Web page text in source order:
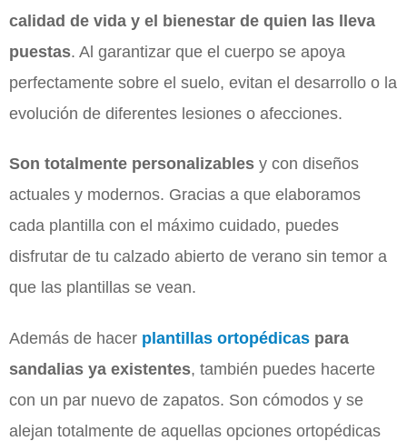
calidad de vida y el bienestar de quien las lleva
puestas. Al garantizar que el cuerpo se apoya
perfectamente sobre el suelo, evitan el desarrollo o la
evolución de diferentes lesiones o afecciones.
Son totalmente personalizables y con diseños
actuales y modernos. Gracias a que elaboramos
cada plantilla con el máximo cuidado, puedes
disfrutar de tu calzado abierto de verano sin temor a
que las plantillas se vean.
Además de hacer plantillas ortopédicas para
sandalias ya existentes, también puedes hacerte
con un par nuevo de zapatos. Son cómodos y se
alejan totalmente de aquellas opciones ortopédicas